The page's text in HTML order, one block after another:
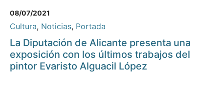
08/07/2021
Cultura, Noticias, Portada
La Diputación de Alicante presenta una
exposición con los últimos trabajos del
pintor Evaristo Alguacil López